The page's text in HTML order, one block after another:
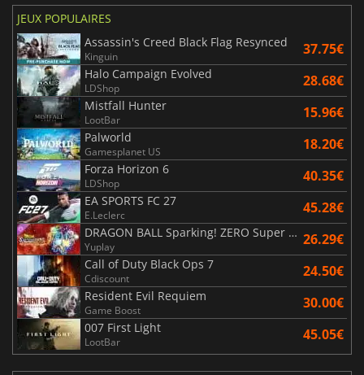
JEUX POPULAIRES
Assassin's Creed Black Flag Resynced
Kinguin 37.75€
Halo Campaign Evolved
LDShop 28.68€
Mistfall Hunter
LootBar 15.96€
Palworld
Gamesplanet US 18.20€
Forza Horizon 6
LDShop 40.35€
EA SPORTS FC 27
E.Leclerc 45.28€
DRAGON BALL Sparking! ZERO Super Limit Breaking NEO
Yuplay 26.29€
Call of Duty Black Ops 7
Cdiscount 24.50€
Resident Evil Requiem
Game Boost 30.00€
007 First Light
LootBar 45.05€